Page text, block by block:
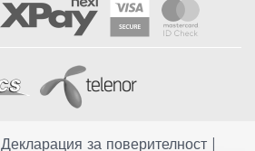
Декларация за поверителност|